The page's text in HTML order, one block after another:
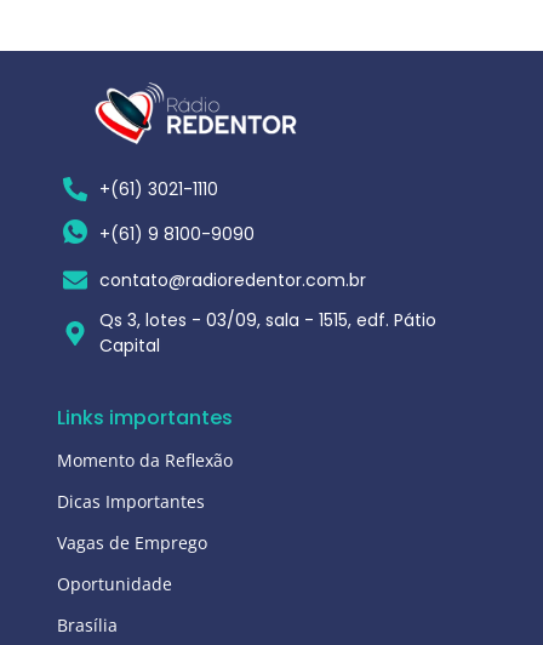
+(61) 3021-1110
+(61) 9 8100-9090
contato@radioredentor.com.br
Qs 3, lotes - 03/09, sala - 1515, edf. Pátio
Capital
Links importantes
Momento da Reflexão
Dicas Importantes
Vagas de Emprego
Oportunidade
Brasília